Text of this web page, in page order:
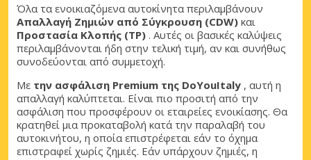
Όλα τα ενοικιαζόμενα αυτοκίνητα περιλαμβάνουν
Απαλλαγή Ζημιών από Σύγκρουση (CDW) και
Προστασία Κλοπής (TP) . Αυτές οι βασικές καλύψεις
περιλαμβάνονται ήδη στην τελική τιμή, αν και συνήθως
συνοδεύονται από συμμετοχή.
Με την ασφάλιση Premium της DoYouItaly , αυτή η
απαλλαγή καλύπτεται. Είναι πιο προσιτή από την
ασφάλιση που προσφέρουν οι εταιρείες ενοικίασης. Θα
κρατηθεί μια προκαταβολή κατά την παραλαβή του
αυτοκινήτου, η οποία επιστρέφεται εάν το όχημα
επιστραφεί χωρίς ζημιές. Εάν υπάρχουν ζημιές, η